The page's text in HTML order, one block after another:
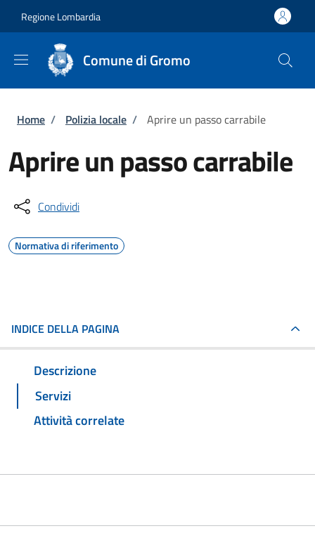
Regione Lombardia
Comune di Gromo
Briciole di pane
Home / Polizia locale / Aprire un passo carrabile
Aprire un passo carrabile
Condividi
Normativa di riferimento
INDICE DELLA PAGINA
Descrizione
Servizi
Attività correlate